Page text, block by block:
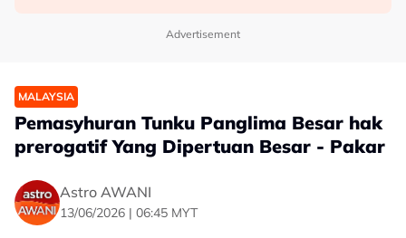
Advertisement
MALAYSIA
Pemasyhuran Tunku Panglima Besar hak
prerogatif Yang Dipertuan Besar - Pakar
Astro AWANI
13/06/2026 | 06:45 MYT